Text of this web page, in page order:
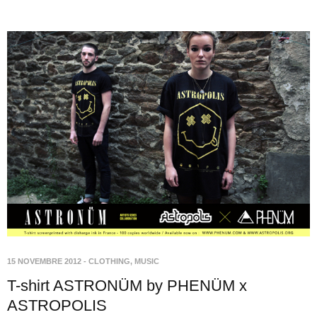
15 NOVEMBRE 2012 - CLOTHING, MUSIC
T-shirt ASTRONÜM by PHENÜM x
ASTROPOLIS